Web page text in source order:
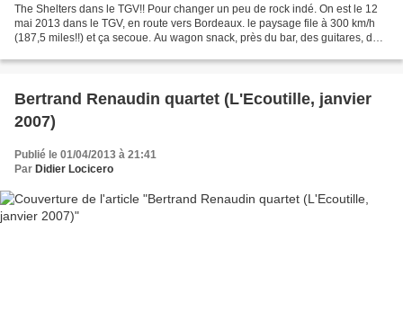
The Shelters dans le TGV!! Pour changer un peu de rock indé. On est le 12
mai 2013 dans le TGV, en route vers Bordeaux. le paysage file à 300 km/h
(187,5 miles!!) et ça secoue. Au wagon snack, près du bar, des guitares, des
Bertrand Renaudin quartet (L'Ecoutille, janvier
2007)
Publié le 01/04/2013 à 21:41
Par Didier Locicero